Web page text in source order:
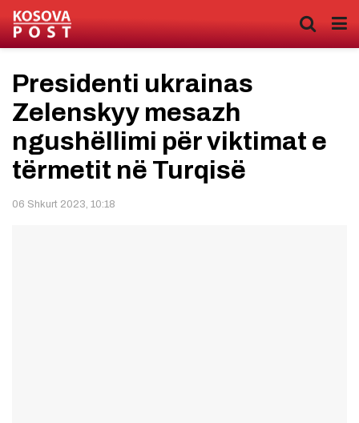
Presidenti ukrainas
Zelenskyy mesazh
ngushëllimi për viktimat e
tërmetit në Turqisë
06 Shkurt 2023, 10:18